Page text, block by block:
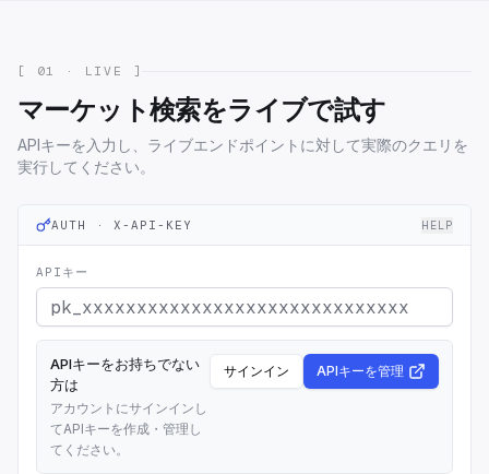
[ 01 · LIVE ]
マーケット検索をライブで試す
APIキーを入力し、ライブエンドポイントに対して実際のクエリを
実行してください。
AUTH · X-API-KEY HELP
APIキー
APIキーをお持ちでない
方は
アカウントにサインインし
てAPIキーを作成・管理し
てください。
サインイン APIキーを管理